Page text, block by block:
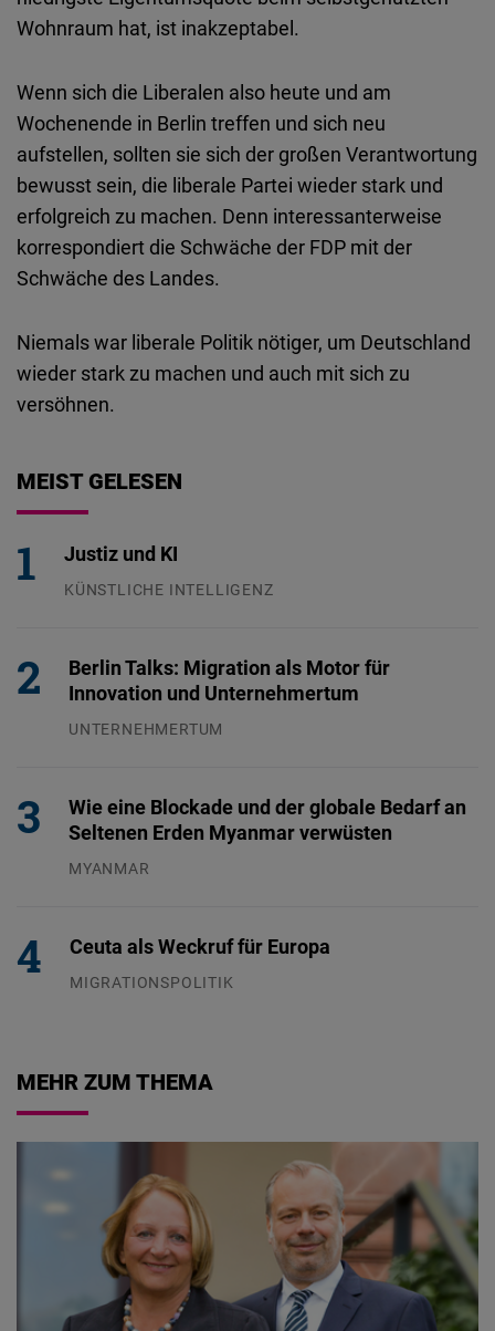
Wohnraum hat, ist inakzeptabel.
Wenn sich die Liberalen also heute und am
Wochenende in Berlin treffen und sich neu
aufstellen, sollten sie sich der großen Verantwortung
bewusst sein, die liberale Partei wieder stark und
erfolgreich zu machen. Denn interessanterweise
korrespondiert die Schwäche der FDP mit der
Schwäche des Landes.
Niemals war liberale Politik nötiger, um Deutschland
wieder stark zu machen und auch mit sich zu
versöhnen.
MEIST GELESEN
Justiz und KI
KÜNSTLICHE INTELLIGENZ
Berlin Talks: Migration als Motor für
Innovation und Unternehmertum
UNTERNEHMERTUM
Wie eine Blockade und der globale Bedarf an
Seltenen Erden Myanmar verwüsten
MYANMAR
Ceuta als Weckruf für Europa
MIGRATIONSPOLITIK
MEHR ZUM THEMA